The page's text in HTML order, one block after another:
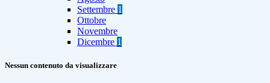
Settembre 1
Ottobre
Novembre
Dicembre 1
Nessun contenuto da visualizzare